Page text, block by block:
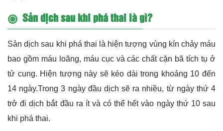
Sản dịch sau khi phá thai là gì?
Sản dịch sau khi phá thai là hiện tượng vùng kín chảy máu
bao gồm máu loãng, máu cục và các chất cặn bã tích tụ ở
tử cung. Hiện tượng này sẽ kéo dài trong khoảng 10 đến
14 ngày.Trong 3 ngày đầu dịch sẽ ra nhiều, từ ngày thứ 4
trở đi dịch bắt đầu ra ít và có thể hết vào ngày thứ 10 sau
khi phá thai.